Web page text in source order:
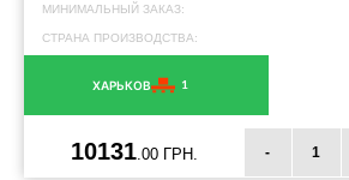
МИНИМАЛЬНЫЙ ЗАКАЗ:
СТРАНА ПРОИЗВОДСТВА:
ХАРЬКОВ 1
10131.00 ГРН. -